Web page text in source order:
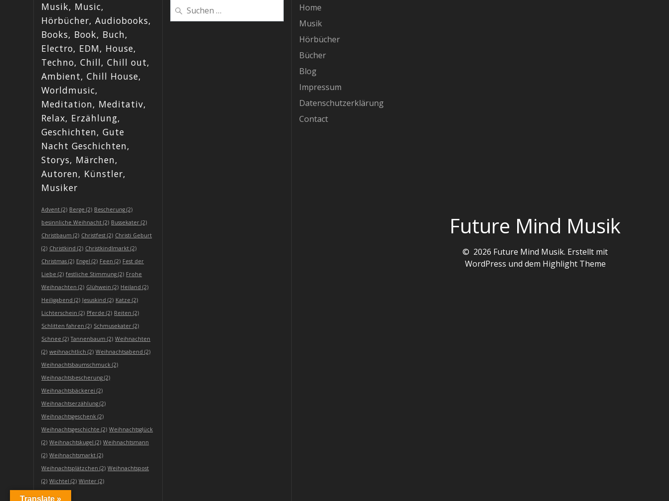
Musik, Music,
Hörbücher, Audiobooks,
Books, Book, Buch,
Electro, EDM, House,
Techno, Chill, Chill out,
Ambient, Chill House,
Worldmusic,
Meditation, Meditativ,
Relax, Erzählung,
Geschichten, Gute
Nacht Geschichten,
Storys, Märchen,
Autoren, Künstler,
Musiker
Advent (2) Berge (2) Bescherung (2)
besinnliche Weihnacht (2) Bussekater (2)
Christbaum (2) Christfest (2) Christi Geburt
(2) Christkind (2) Christkindlmarkt (2)
Christmas (2) Engel (2) Feen (2) Fest der
Liebe (2) festliche Stimmung (2) Frohe
Weihnachten (2) Glühwein (2) Heiland (2)
Heiligabend (2) Jesuskind (2) Katze (2)
Lichterschein (2) Pferde (2) Reiten (2)
Schlitten fahren (2) Schmusekater (2)
Schnee (2) Tannenbaum (2) Weihnachten
(2) weihnachtlich (2) Weihnachtsabend (2)
Weihnachtsbaumschmuck (2)
Weihnachtsbescherung (2)
Weihnachtsbäckerei (2)
Weihnachtserzählung (2)
Weihnachtsgeschenk (2)
Weihnachtsgeschichte (2) Weihnachtsglück
(2) Weihnachtskugel (2) Weihnachtsmann
(2) Weihnachtsmarkt (2)
Weihnachtsplätzchen (2) Weihnachtspost
(2) Wichtel (2) Winter (2)
Suchen
nach:
Home
Musik
Hörbücher
Bücher
Blog
Impressum
Datenschutzerklärung
Contact
Future Mind Musik
© 2026 Future Mind Musik. Erstellt mit
WordPress und dem Highlight Theme
Translate »